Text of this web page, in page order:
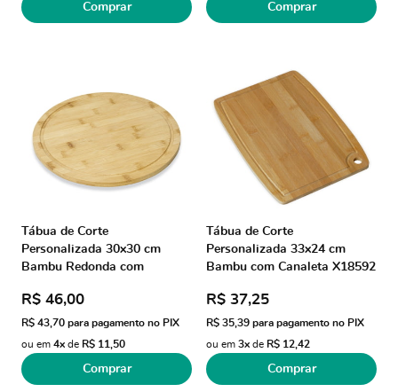
Comprar Comprar
Tábua de Corte
Personalizada 30x30 cm
Bambu Redonda com
Personalizado
R$ 46,00
R$ 43,70 para pagamento no PIX
ou em 4x de R$ 11,50
Comprar
Tábua de Corte
Personalizada 33x24 cm
Bambu com Canaleta X18592
R$ 37,25
R$ 35,39 para pagamento no PIX
ou em 3x de R$ 12,42
Comprar